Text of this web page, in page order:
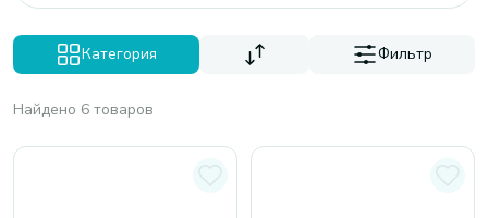
Категория Фильтр
Найдено 6 товаров